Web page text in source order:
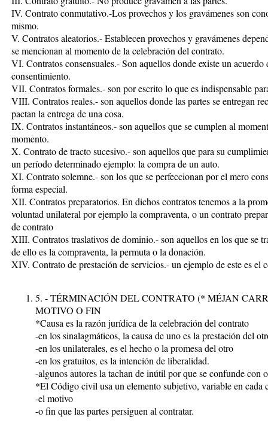
IV. Contrato conmutativo.-Los provechos y los gravámenes son
mismo.
V. Contratos aleatorios.- Establecen provechos y gravámenes
se mencionan al momento de la celebración del contrato.
VI. Contratos consensuales.- Son aquellos donde existe un
consentimiento.
VII. Contratos formales.- son por escrito lo que es indispensable
VIII. Contratos reales.- son aquellos donde las partes se entregan
pactan la entrega de una cosa.
IX. Contratos instantáneos.- son aquellos que se cumplen al
momento.
X. Contrato de tracto sucesivo.- son aquellos que para su
un período determinado ejemplo: la compra de un auto.
XI. Contrato solemne.- son los que se perfeccionan por el mero
forma especial.
XII. Contratos preparatorios. En dichos contratos tenemos a la
voluntad unilateral por ejemplo la compraventa, o un contrato
de contrato
XIII. Contratos traslativos de dominio.- son aquellos en los que se
de ello es la compraventa, la permuta o la donación.
XIV. Contrato de prestación de servicios.- un ejemplo de este es el
5. - TÉRMINACIÓN DEL CONTRATO (* MÉJAN
MOTIVO O FIN
*Causa es la razón jurídica de la celebración del contrato
-en los sinalagmáticos, la causa de uno es la prestación del
-en los unilaterales, es el hecho o la promesa del otro
-en los gratuitos, es la intención de liberalidad.
-algunos autores la tachan de inútil por que se confunde con
*El Código civil usa un elemento subjetivo, variable en cada
-el motivo
-o fin que las partes persiguen al contratar.